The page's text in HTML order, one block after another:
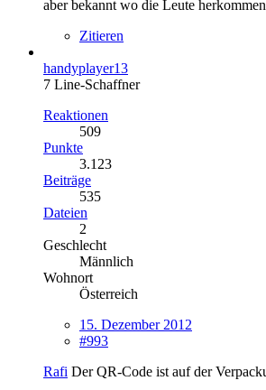
aber bekannt wo die Leute
Zitieren
handyplayer13
7 Line-Schaffner
Reaktionen
509
Punkte
3.123
Beiträge
535
Dateien
2
Geschlecht
Männlich
Wohnort
Österreich
15. Dezember 2012
#993
Rafi Der QR-Code ist auf der